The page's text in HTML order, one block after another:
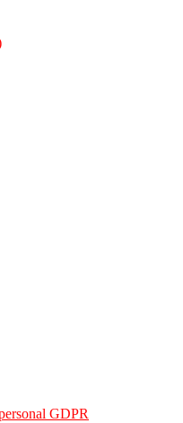
GDPR